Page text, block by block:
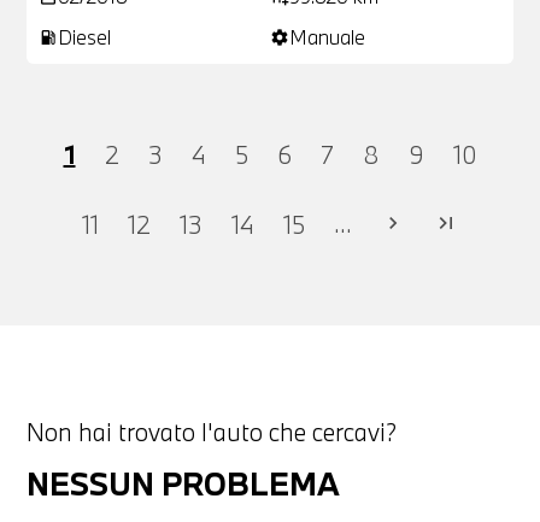
local_gas_station Diesel settingsManuale
1 2 3 4 5 6 7 8 9 10
11 12 13 14 15 ... chevron_right last_page
Non hai trovato l'auto che cercavi?
NESSUN PROBLEMA